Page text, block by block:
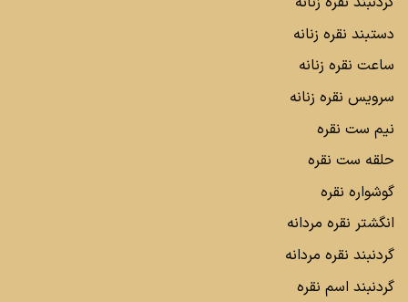
دستبند نقره زنانه
ساعت نقره زنانه
سرویس نقره زنانه
نیم ست نقره
حلقه ست نقره
گوشواره نقره
انگشتر نقره مردانه
گردنبند نقره مردانه
گردنبند اسم نقره